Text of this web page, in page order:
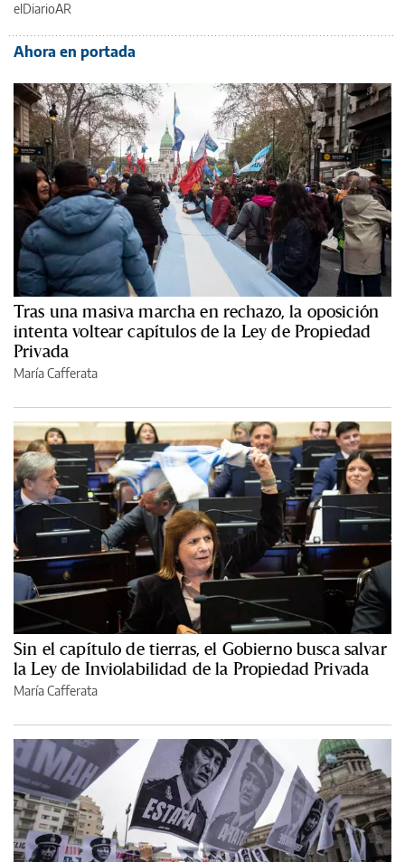
elDiarioAR
Ahora en portada
Tras una masiva marcha en rechazo, la oposición
intenta voltear capítulos de la Ley de Propiedad
Privada
María Cafferata
Sin el capítulo de tierras, el Gobierno busca salvar
la Ley de Inviolabilidad de la Propiedad Privada
María Cafferata